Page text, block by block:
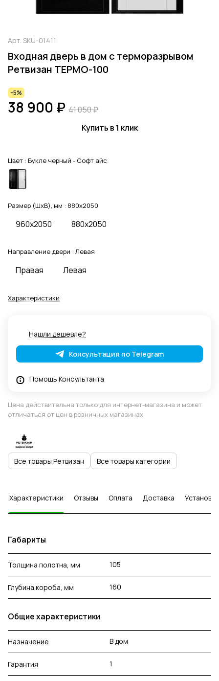
Арт. SKU-01411
Входная дверь в дом с терморазрывом
Ретвизан ТЕРМО-100
-5%
38 900 ₽ 41 050 ₽
Купить в 1 клик
Цвет : Букле черный - Софт айс
Размер (ШхВ), мм : 880x2050
960x2050 880x2050
Направление двери : Левая
Правая Левая
Характеристики
Нашли дешевле?
Консультация по Telegram
Помощь Консультанта
Цена действительна только для интернет-магазина и может
отличаться от цен в розничных магазинах
Все товары Ретвизан Все товары категории
Характеристики Отзывы Оплата Доставка Установка
Габариты
Толщина полотна, мм 105
Глубина короба, мм 160
Общие характеристики
Назначение В дом
Гарантия 1